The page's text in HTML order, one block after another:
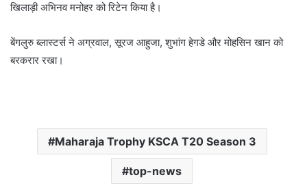
खिलाड़ी अभिनव मनोहर को रिटेन किया है।
बेंगलुरु ब्लास्टर्स ने अग्रवाल, सूरज आहुजा, शुभांग हेगडे और मोहसिन खान को
बरकरार रखा।
Maharaja Trophy KSCA T20 Season 3
top-news